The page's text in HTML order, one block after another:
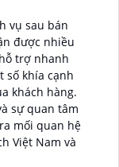
vụ sau bán
được nhiều
trợ nhanh
số khía cạnh
khách hàng.
sự quan tâm
mối quan hệ
Việt Nam và